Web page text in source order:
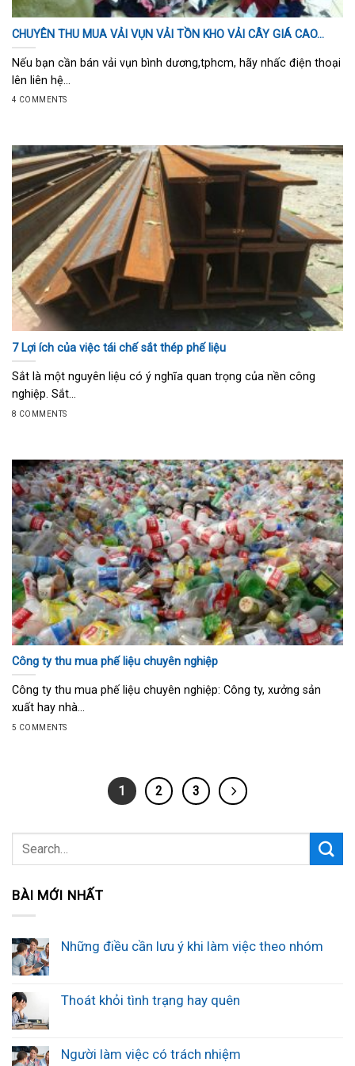
CHUYÊN THU MUA VẢI VỤN VẢI TỒN KHO VẢI CÂY GIÁ CAO…
Nếu bạn cần bán vải vụn bình dương,tphcm, hãy nhấc điện thoại
lên liên hệ...
4 COMMENTS
7 Lợi ích của việc tái chế sắt thép phế liệu
Sắt là một nguyên liệu có ý nghĩa quan trọng của nền công
nghiệp. Sắt...
8 COMMENTS
Công ty thu mua phế liệu chuyên nghiệp
Công ty thu mua phế liệu chuyên nghiệp: Công ty, xưởng sản
xuất hay nhà...
5 COMMENTS
1 2 3
BÀI MỚI NHẤT
Những điều cần lưu ý khi làm việc theo nhóm
Thoát khỏi tình trạng hay quên
Người làm việc có trách nhiệm